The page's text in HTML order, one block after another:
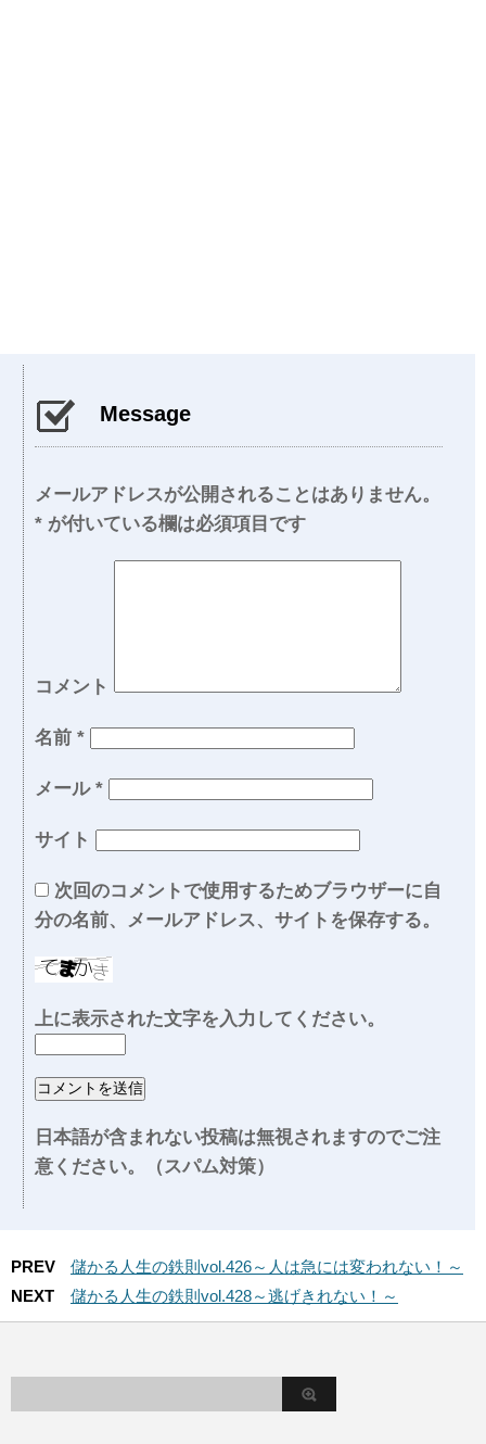
Message
メールアドレスが公開されることはありません。
* が付いている欄は必須項目です
コメント
名前 *
メール *
サイト
次回のコメントで使用するためブラウザーに自
分の名前、メールアドレス、サイトを保存する。
上に表示された文字を入力してください。
日本語が含まれない投稿は無視されますのでご注
意ください。（スパム対策）
PREV
儲かる人生の鉄則vol.426～人は急には変われない！～
NEXT
儲かる人生の鉄則vol.428～逃げきれない！～